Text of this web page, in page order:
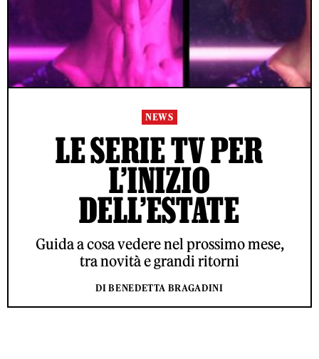
NEWS
LE SERIE TV PER
L’INIZIO
DELL’ESTATE
Guida a cosa vedere nel prossimo mese,
tra novità e grandi ritorni
DI BENEDETTA BRAGADINI